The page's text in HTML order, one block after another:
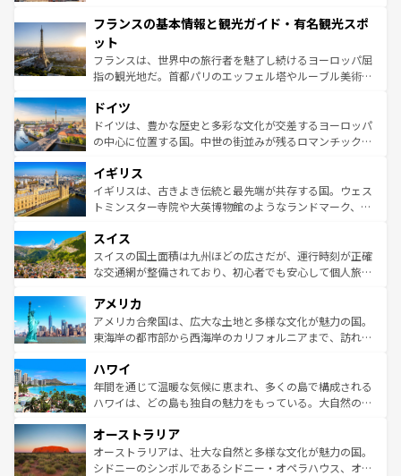
ませてくれるイタリアで、忘れられない旅をしてみよう！
なお、新着のイタリア情報は
しい。
文化が根付くこの国では、情熱的なフラメンコ、熱気あふ
れる闘牛、そして美味しいタパスが生活の一部となってい
る。首都マドリードの洗練された雰囲気や、バルセロナの
アートに溢れた街角から、地方では古代ローマ遺跡や中世
せる。地方によって風土や気候が異なるスペインはその個
性で訪れる人を魅了する。 なお、新着のスペイン情報は コ
ンテンツ一覧を参照してほしい。
フランスの基本情報と観光ガイド・有名観光スポ
ット
フランスは、世界中の旅行者を魅了し続けるヨーロッパ屈
指の観光地だ。首都パリのエッフェル塔やルーブル美術館
で、幅広い魅力が詰まっている。華麗な宮殿、歴史的な大
聖堂、美しいビーチ、そして豊かな自然が、訪れる者を心
から魅了する。また、フランスは美食の国としても知ら
いる。シャンパンの発祥地であるランス、プロヴァンスの
香り高いラベンダー畑など、多彩な楽しみ方が可能だ。さ
らに、パリ以外の地域にも魅力が溢れており、どの街角に
れる地方に足を運ぶとそれぞれで全く異なる文化を体験で
きるだろう。 なお、新着のフランス情報はコンテンツ一覧
を参照してほしい。
ドイツ
ドイツは、豊かな歴史と多彩な文化が交差するヨーロッパ
の中心に位置する国。中世の街並みが残るロマンチック街
顔を持つこの国は、どこを歩いても飽きることがない。ベ
ルリンの文化的活気、バイエルン州のアルプスの絶景、そ
してライン川沿いのワイン畑といった風景は必見。ビール
は、お酒好きな人にはぜひ体験してほしい。 なお、新着の
ドイツ情報はコンテンツ一覧を参照してほしい。
イギリス
イギリスは、古きよき伝統と最先端が共存する国。ウェス
トミンスター寺院や大英博物館のようなランドマーク、歴
リアごとに異なる魅力がある。また、優雅なアフタヌーン
ティー、ビール好きにはたまらない英国パブ、サッカー観
戦など、本場だからこそできる体験も豊富。イギリスを旅
ンツ一覧を参照してほしい。
スイス
スイスの国土面積は九州ほどの広さだが、運行時刻が正確
な交通網が整備されており、初心者でも安心して個人旅行
の建物がそのまま残る町や、スイスならではのユニークな
博物館もあり、アルプス観光だけでなく町歩きも満喫する
ことができる。国民の所得が高いため物価も高いが、旅行
ば市内交通費無料で観光を楽しむこともできる。 なお、新
着のスイス情報はコンテンツ一覧 を参照してほしい。
アメリカ
アメリカ合衆国は、広大な土地と多様な文化が魅力の国。
東海岸の都市部から西海岸のカリフォルニアまで、訪れる
のような巨大都市は、観光、ショッピング、エンターテイ
ンメントが詰まった刺激的なスポットだ。一方、アメリカ
西部には大自然が広がり、グランドキャニオンやイエロー
部のニューオーリンズでは、音楽と美食が融合した独特の
文化が魅力。旅行者はアメリカの各地域で異なる魅力を楽
しみながら、その多様性と豊かな歴史を感じることができ
ハワイ
年間を通じて温暖な気候に恵まれ、多くの島で構成される
ハワイは、どの島も独自の魅力をもっている。大自然の神
ワイ島は見逃せない。また、定番の観光地といえばオアフ
島だが、静かな自然を求めるならマウイ島やカウアイ島が
おすすめ。エメラルドグリーンに輝く海をはじめ、豊かな
オーストラリア
オーストラリアは、壮大な自然と多様な文化が魅力の国。
シドニーのシンボルであるシドニー・オペラハウス、オー